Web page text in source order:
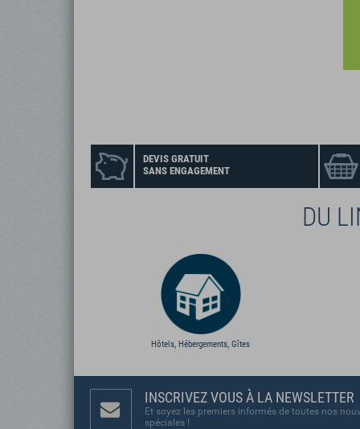
DEVIS GRATUIT
SANS ENGAGEMENT
DU
Hôtels, Hébergements, Gîtes
INSCRIVEZ VOUS À LA NEWSLETTER
Et soyez les premiers informés de toutes nos
spéciales !